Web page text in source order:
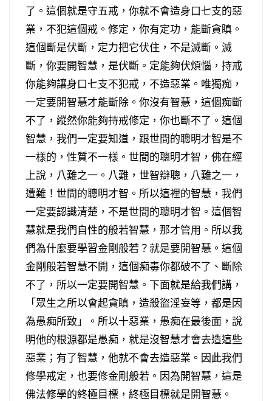
了。這個就是守五戒，你就不會造身口七支的惡
業，不犯這個戒。修定，你有定功，能斷貪瞋。
這個斷是伏斷，定力把它伏住，不是滅斷。滅
斷，你要開智慧，是伏斷。定能夠伏煩惱，持戒
你能夠讓身口七支不犯戒，不造惡業。唯獨痴，
一定要開智慧才能斷除。你沒有智慧，這個痴斷
不了，縱然你能夠持戒修定，你也斷不了。這個
智慧，我們一定要知道，跟世間的聰明才智是不
一樣的，性質不一樣。世間的聰明才智，佛在經
上說，八難之一。八難，世智辯聰，八難之一，
遭難！世間的聰明才智。所以這裡的智慧，我們
一定要認識清楚，不是世間的聰明才智。這個智
慧就是我們自性的般若智慧，那才管用。所以我
們為什麼要學習金剛般若？就是要開智慧。這個
金剛般若智慧不開，這個痴毒你都破不了、斷除
不了，所以一定要開智慧。下面就是給我們講，
「眾生之所以會起貪瞋，造殺盜淫妄等，都是因
為愚痴所致」。所以十惡業，愚痴在最後面，說
明他的根源都是愚痴，就是沒智慧才會去造這些
惡業；有了智慧，他就不會去造惡業。因此我們
修學戒定，也要修金剛般若。因為開智慧，這是
佛法修學的終極目標，終極目標就是開智慧。